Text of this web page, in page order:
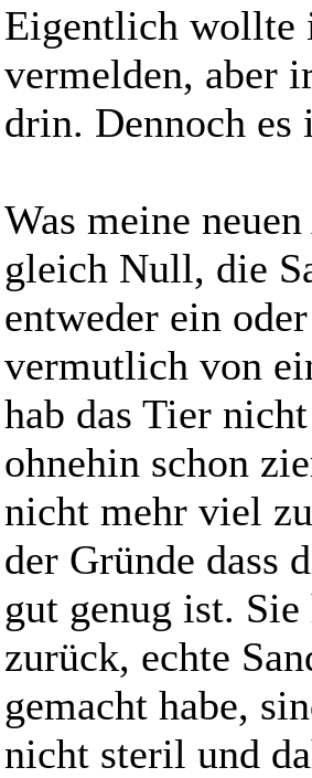
Eigentlich wollte
vermelden, aber
drin. Dennoch
Was meine
gleich Null, die
entweder ein
vermutlich von
hab das Tier
ohnehin schon
nicht mehr viel
der Gründe dass
gut genug ist.
zurück, echte
gemacht habe,
nicht steril und